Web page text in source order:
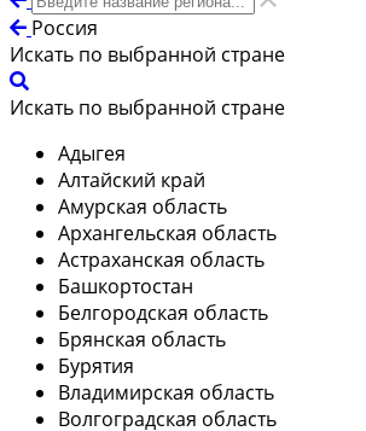
Россия
Искать по выбранной стране
Искать по выбранной стране
Адыгея
Алтайский край
Амурская область
Архангельская область
Астраханская область
Башкортостан
Белгородская область
Брянская область
Бурятия
Владимирская область
Волгоградская область